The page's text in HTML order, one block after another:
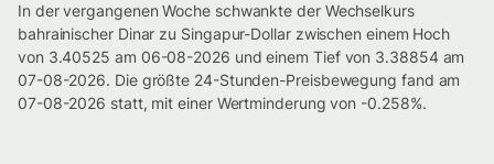
In der vergangenen Woche schwankte der Wechselkurs
bahrainischer Dinar zu Singapur-Dollar zwischen einem Hoch
von 3.40525 am 06-08-2026 und einem Tief von 3.38854 am
07-08-2026. Die größte 24-Stunden-Preisbewegung fand am
07-08-2026 statt, mit einer Wertminderung von -0.258%.